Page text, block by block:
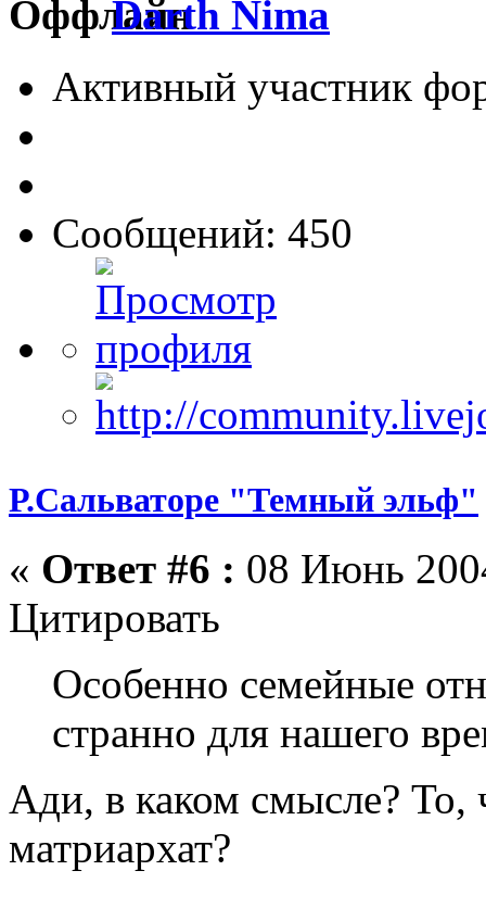
Darth Nima
Активный участник
Сообщений: 450
Р.Сальваторе "Темный эльф"
« Ответ #6 : 08 Июнь
Цитировать
Особенно семейные
странно для нашего
Ади, в каком смысле? То,
матриархат?